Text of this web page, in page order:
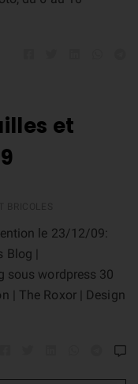
et
le 23/12/09:
Blog |
sous wordpress 30
| The Roxor | Design